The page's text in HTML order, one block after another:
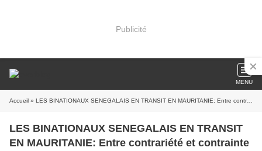
Publicité
MENU
Accueil » LES BINATIONAUX SENEGALAIS EN TRANSIT EN MAURITANIE: Entre contrariété et contrainte
LES BINATIONAUX SENEGALAIS EN TRANSIT
EN MAURITANIE: Entre contrariété et contrainte